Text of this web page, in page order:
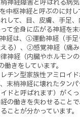
神経障害と呼ばれる病
中枢神経と呼ぶのに対
して、目、皮膚、手足
て全身に広がる神経を
経は、①運動神経（手
る）、②感覚神経（痛
神経（内臓やホルモン
きをしています。
チン型家族性アミロイ
末梢神経に壊れたタン
ドと呼ばれます）がく
の働きを失わせること
ことが分かっています。